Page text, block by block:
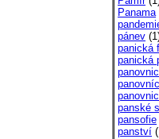
Panama
pánev
panická
panická
panské
pansofie
panství